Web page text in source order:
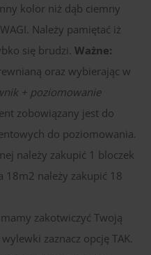
kolor niż dąb ciemny
Należy pamiętać iż
się brudzi. Ważne:
oraz wybierając w
+ poziomowanie
zobowiązany jest do
do poziomowania.
należy zakupić 1 bloczek
18m2 należy zakupić 18
mamy zakotwiczyć Twoją
zaznacz opcję TAK.